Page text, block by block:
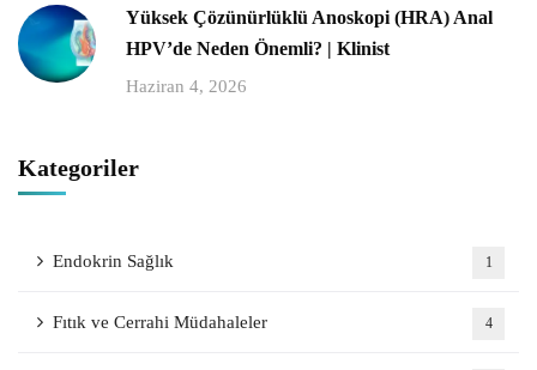
Yüksek Çözünürlüklü Anoskopi (HRA) Anal
HPV’de Neden Önemli? | Klinist
Haziran 4, 2026
Kategoriler
Endokrin Sağlık 1
Fıtık ve Cerrahi Müdahaleler 4